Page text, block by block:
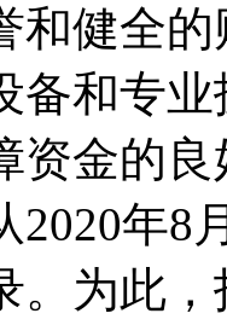
和健全的
备和专
资金的
2020年8
。为此